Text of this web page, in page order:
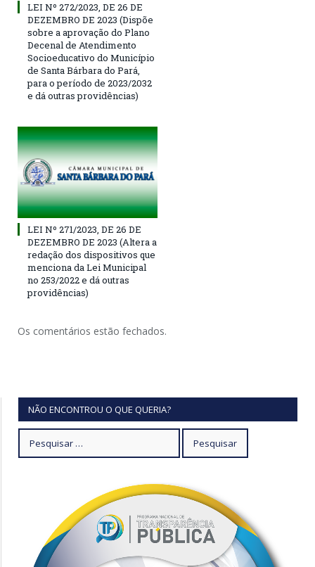
LEI Nº 272/2023, DE 26 DE
DEZEMBRO DE 2023 (Dispõe
sobre a aprovação do Plano
Decenal de Atendimento
Socioeducativo do Município
de Santa Bárbara do Pará,
para o período de 2023/2032
e dá outras providências)
LEI Nº 271/2023, DE 26 DE
DEZEMBRO DE 2023 (Altera a
redação dos dispositivos que
menciona da Lei Municipal
no 253/2022 e dá outras
providências)
Os comentários estão fechados.
NÃO ENCONTROU O QUE QUERIA?